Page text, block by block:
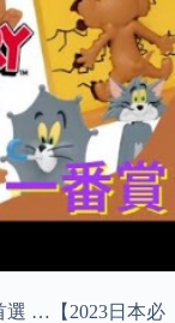
選 …【2023日本必